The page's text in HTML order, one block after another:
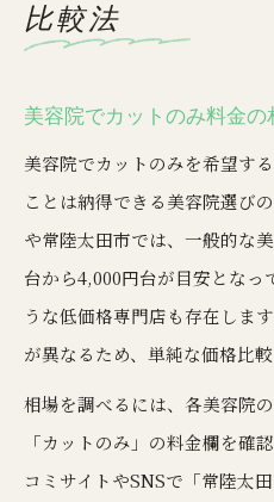
比較法
美容院でカットのみ料金
美容院でカットのみを希望す
ことは納得できる美容院選び
や常陸太田市では、一般的な
台から4,000円台が目安となっ
うな低価格専門店も存在しま
が異なるため、単純な価格比較
相場を調べるには、各美容院
「カットのみ」の料金欄を確
コミサイトやSNSで「常陸太